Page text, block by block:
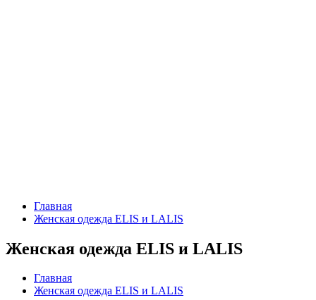
Главная
Женская одежда ELIS и LALIS
Женская одежда ELIS и LALIS
Главная
Женская одежда ELIS и LALIS